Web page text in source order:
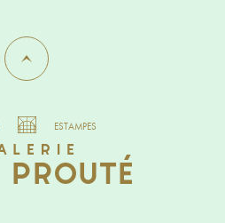
ESTAMPES